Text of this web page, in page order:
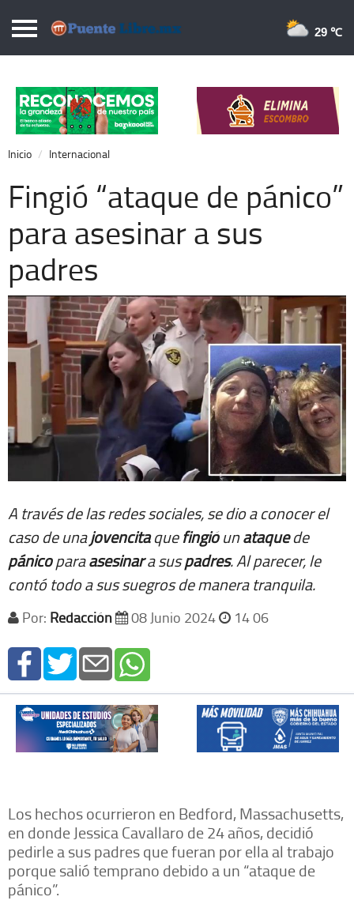
Puentelibre.mx
Local
Nacional
Opinión
Cronos
Economía
Espectáculos
Deportes
Extra +
29 ℃
Inicio Internacional
Fingió “ataque de pánico”
para asesinar a sus
padres
A través de las redes sociales, se dio a conocer el
caso de unajovencitaquefingióunataquede
pánicoparaasesinara suspadres. Al parecer, le
contó todo a sus suegros de manera tranquila.
Por: Redacción 08 Junio 2024 14 06
Los hechos ocurrieron en Bedford, Massachusetts,
en donde Jessica Cavallaro de 24 años, decidió
pedirle a sus padres que fueran por ella al trabajo
porque salió temprano debido a un “ataque de
pánico”.